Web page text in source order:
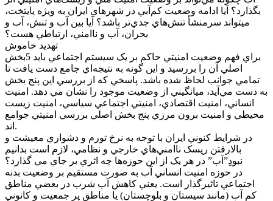
بگذارد؟ آيا ادامه وضعيت کم‌آبي در شهرهاي ايران به ويژه پايتخت،
ميتواند سرمنشأ تنش‌هاي جدي‌تر باشد؟ آيا بين آب و تنش، آب و
بحران، آب و ناامني، ارتباطي هست؟
تهديد خاموش
براي فهم وضعيت امنيتي حاکم بر يک سيستم اجتماعي بايد 5بخش
اصلي آن را بررسيد و اين گونه به نتيجه‌اي جامع دست يافت تا
تمامي جوانب لحاظ شده باشد. پاسخي که از بررسي اين پنج بخش
به دست مي‌آيد، ميانگيني از وضعيت موجود را نشان مي دهد. امنيت
انساني، امنيت اقتصادي، امنيتي اجتماعي سياسي، امنيت زيست
محيطي و امنيت برون مرزي پنج بخش اصلي بررسي امنيتي جوامع
اند.
در شرايط کنوني ايران با توجه به نرخ تورم و دشواري معيشت و
بالارفتن ريسک ناامني‌هاي خارجي و نظامي، لازم است بدانيم
نبودِ”آب” در هر يک از اين حوزه‌ها چه اثري بر جاي مي گذارد؟
در حوزه امنيت انساني آب به صورت مستقيم بر وضعيت بدنه
اجتماعي تاثيرگذار است. يعني کاهش آب شرب در بعضي مناطق
کم آب (مانند سيستان و بلوچستان) يا مناطق پر جمعيت و کانوني